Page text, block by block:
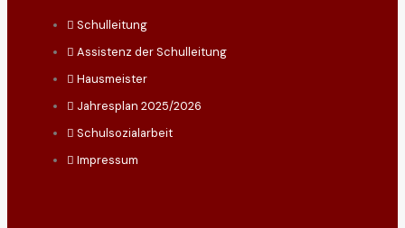
Schulleitung
Assistenz der Schulleitung
Hausmeister
Jahresplan 2025/2026
Schulsozialarbeit
Impressum